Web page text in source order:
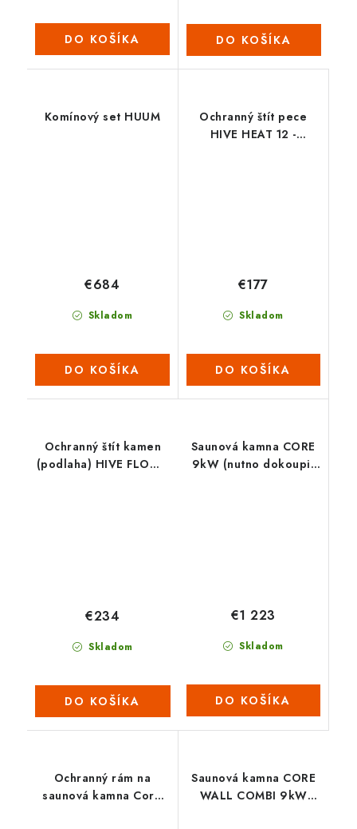
DO KOŠÍKA DO KOŠÍKA
Komínový set HUUM
Skladom
€684
DO KOŠÍKA
Ochranný štít pece
HIVE HEAT 12 -
Skladom
€177
DO KOŠÍKA
Ochranný štít kamen
(podlaha) HIVE FLOW -
Skladom
€234
DO KOŠÍKA
Saunová kamna CORE
9kW (nutno dokoupit
Skladom
€1 223
DO KOŠÍKA
Ochranný rám na
saunová kamna Core
Saunová kamna CORE
WALL COMBI 9kW